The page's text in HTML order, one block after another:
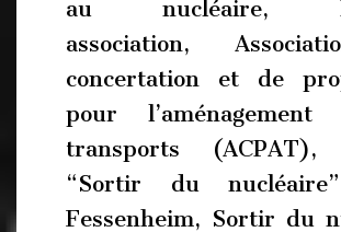
au nucléaire,
association,
concertation et de
pour
transports (ACPAT),
“Sortir du
Fessenheim, Sortir du